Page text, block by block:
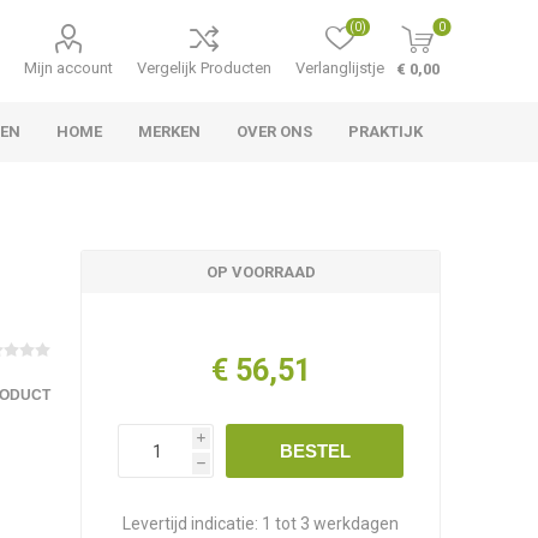
Mijn account Vergelijk Producten Verlanglijstje
(0) 0
€ 0,00
HOME MERKEN OVER ONS PRAKTIJK
OP VOORRAAD
€ 56,51
i
h
BESTEL
Levertijd indicatie: 1 tot 3 werkdagen